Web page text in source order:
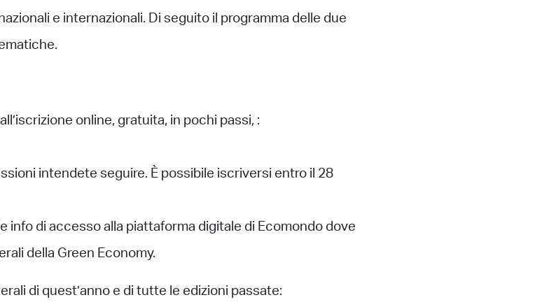
e internazionali. Di seguito il programma delle due
online, gratuita, in pochi passi, :
intendete seguire. È possibile iscriversi entro il 28
info di accesso alla piattaforma digitale di Ecomondo dove
della Green Economy.
di quest’anno e di tutte le edizioni passate: